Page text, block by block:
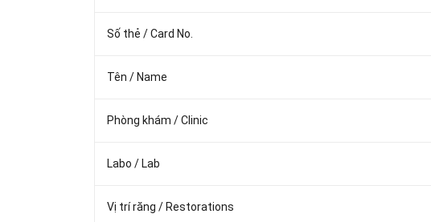
Số thẻ / Card No.
Tên / Name
Phòng khám / Clinic
Labo / Lab
Vị trí răng / Restorations